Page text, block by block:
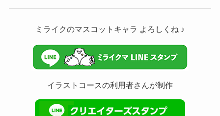
ミライクのマスコットキャラ よろしくね ♪
イラストコースの利用者さんが制作